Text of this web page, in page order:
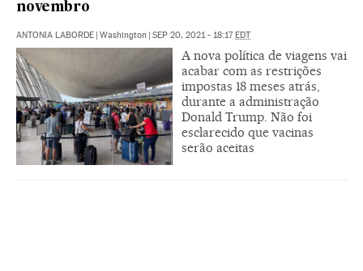
novembro
ANTONIA LABORDE Washington SEP 20, 2021 - 18:17 EDT
A nova política de viagens vai
acabar com as restrições
impostas 18 meses atrás,
durante a administração
Donald Trump. Não foi
esclarecido que vacinas
serão aceitas